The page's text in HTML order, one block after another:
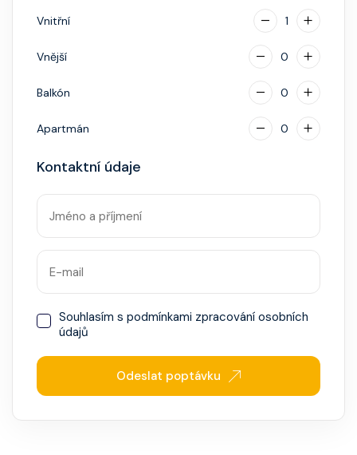
hotovostní zálohu.
Vnitřní 1
Vnější 0
Balkón 0
Apartmán 0
Kontaktní údaje
Souhlasím s podmínkami zpracování osobních
údajů
Odeslat poptávku